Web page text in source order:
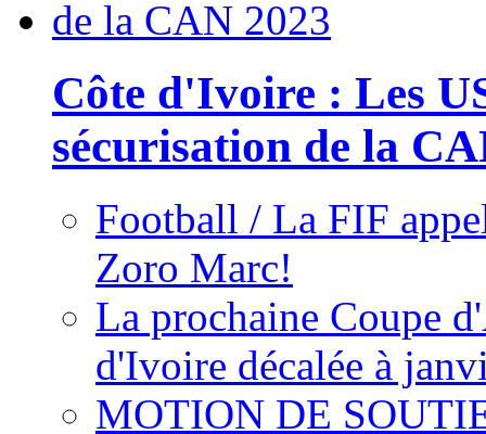
Côte d'Ivoire : Les
sécurisation de la
Football / La FIF
Zoro Marc!
La prochaine Coupe
d'Ivoire décalée à
MOTION DE